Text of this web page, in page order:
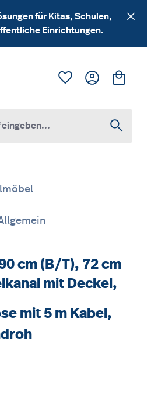
für Kitas, Schulen,
Einrichtungen.
Du hast 0
cm (B/T), 72 cm
mit Deckel,
mit 5 m Kabel,